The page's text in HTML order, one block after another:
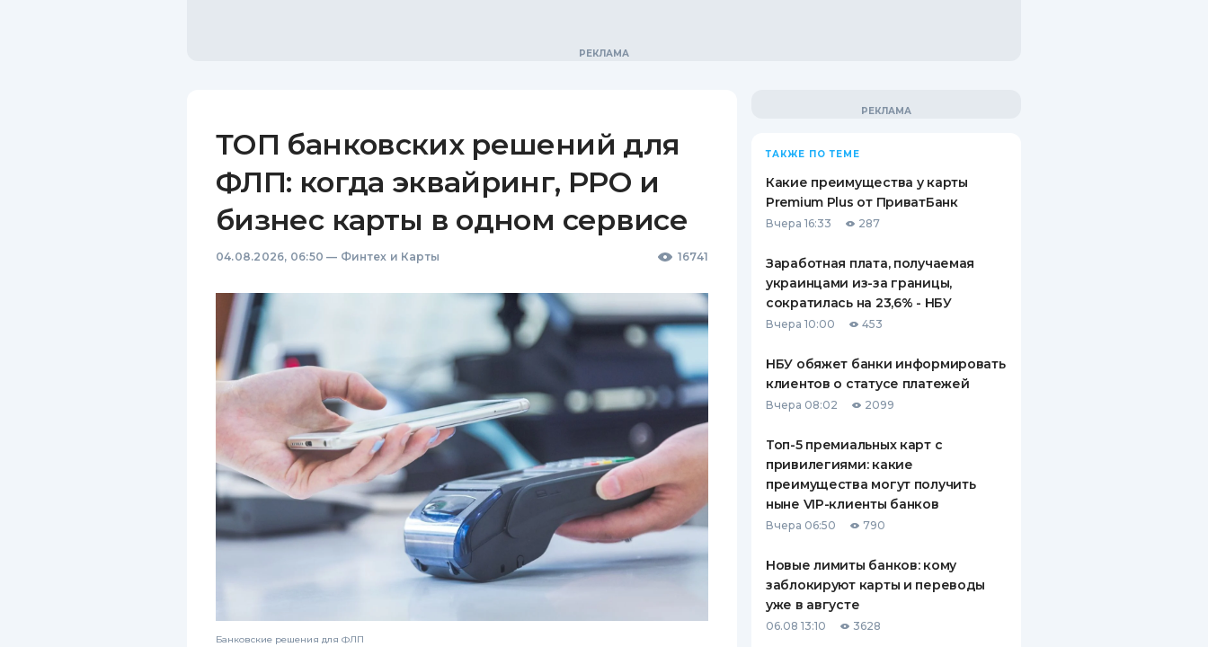
ТОП банковских решений для
ФЛП: когда эквайринг, РРО и
бизнес карты в одном сервисе
04.08.2026, 06:50 — Финтех и Карты 16741
Банковские решения для ФЛП
ТАКЖЕ ПО ТЕМЕ
Какие преимущества у карты
Premium Plus от ПриватБанк
Вчера 16:33 287
Заработная плата, получаемая
украинцами из-за границы,
сократилась на 23,6% - НБУ
Вчера 10:00 453
НБУ обяжет банки информировать
клиентов о статусе платежей
Вчера 08:02 2099
Топ-5 премиальных карт с
привилегиями: какие
преимущества могут получить
ныне VIP-клиенты банков
Вчера 06:50 790
Новые лимиты банков: кому
заблокируют карты и переводы
уже в августе
06.08 13:10 3628